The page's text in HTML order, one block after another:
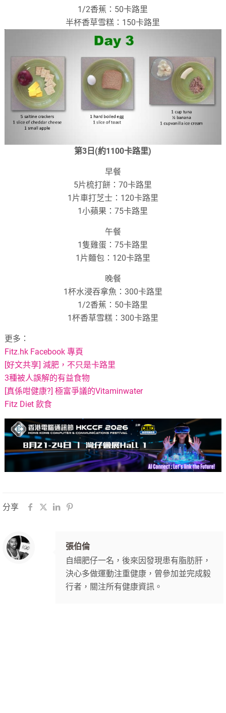
1/2香蕉：50卡路里
半杯香草雪糕：150卡路里
第3日(約1100卡路里)
早餐
5片梳打餅：70卡路里
1片車打芝士：120卡路里
1小蘋果：75卡路里
午餐
1隻雞蛋：75卡路里
1片麵包：120卡路里
晚餐
1杯水浸吞拿魚：300卡路里
1/2香蕉：50卡路里
1杯香草雪糕：300卡路里
更多：
Fitz.hk Facebook 專頁
[好文共享] 減肥，不只是卡路里
3種被人誤解的有益食物
[真係咁健康?] 極富爭議的Vitaminwater
Fitz Diet 飲食
分享
張伯倫
自細肥仔一名，後來因發現患有脂肪肝，
決心多做運動注重健康，曾參加並完成毅
行者，關注所有健康資訊。